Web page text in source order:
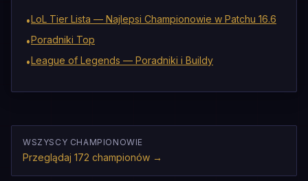
•LoL Tier Lista — Najlepsi Championowie w Patchu 16.6
•Poradniki Top
•League of Legends — Poradniki i Buildy
WSZYSCY CHAMPIONOWIE
Przeglądaj 172 championów →